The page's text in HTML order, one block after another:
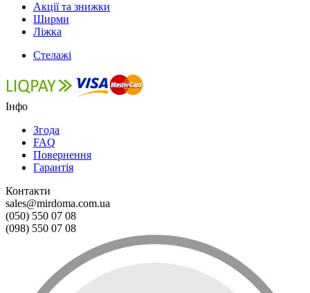
Акції та знижки
Ширми
Ліжка
Стелажі
Інфо
Згода
FAQ
Повернення
Гарантія
Контакти
sales@mirdoma.com.ua
(050) 550 07 08
(098) 550 07 08